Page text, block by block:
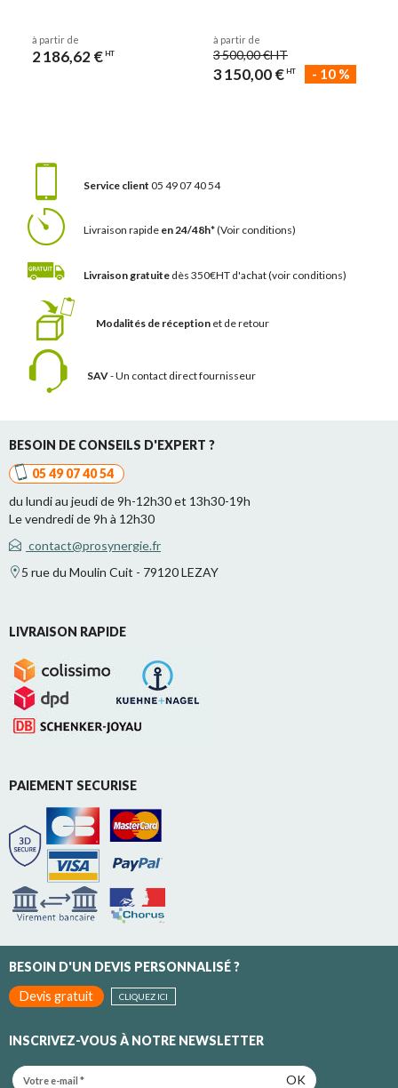
à partir de
2 186,62 € HT
à partir de
3 500,00 €HT
3 150,00 € HT - 10 %
Service client 05 49 07 40 54
Livraison rapide en 24/48h*(Voir conditions)
Livraison gratuite dès 350€HT d'achat(voir conditions)
Modalités de réception et de retour
SAV- Un contact direct fournisseur
BESOIN DE CONSEILS D'EXPERT ?
05 49 07 40 54
du lundi au jeudi de 9h-12h30 et 13h30-19h
Le vendredi de 9h à 12h30
contact@prosynergie.fr
5 rue du Moulin Cuit - 79120 LEZAY
LIVRAISON RAPIDE
PAIEMENT SECURISE
BESOIN D'UN DEVIS PERSONNALISÉ ?
Devis gratuit
CLIQUEZ ICI
INSCRIVEZ-VOUS À NOTRE NEWSLETTER
OK